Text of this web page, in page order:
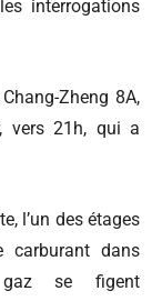
interrogations
Zheng 8A,
vers 21h, qui a
l’un des étages
dans
se figent